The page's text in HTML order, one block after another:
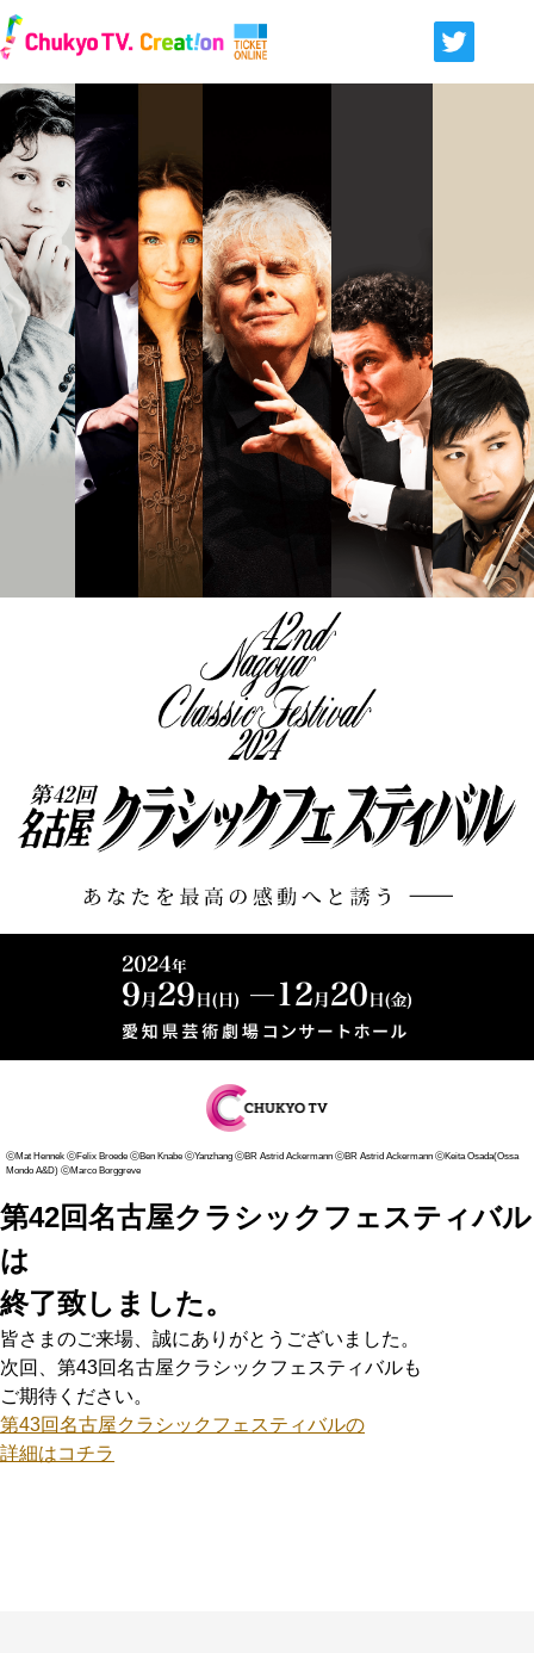
ⓒMat Hennek ⓒFelix Broede ⓒBen Knabe ⓒYanzhang ⓒBR Astrid Ackermann ⓒBR Astrid Ackermann ⓒKeita Osada(Ossa
Mondo A&D) ⓒMarco Borggreve
第42回名古屋クラシックフェスティバル
は
終了致しました。
皆さまのご来場、誠にありがとうございました。
次回、第43回名古屋クラシックフェスティバルも
ご期待ください。
第43回名古屋クラシックフェスティバルの
詳細はコチラ